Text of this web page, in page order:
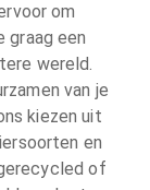
om
graag een
wereld.
van je
kiezen uit
en
of